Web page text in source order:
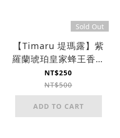
Sold Out
【Timaru 堤瑪露】紫
羅蘭琥珀皇家蜂王香氛
洗髮露 1000ml
NT$250
NT$500
ADD TO CART